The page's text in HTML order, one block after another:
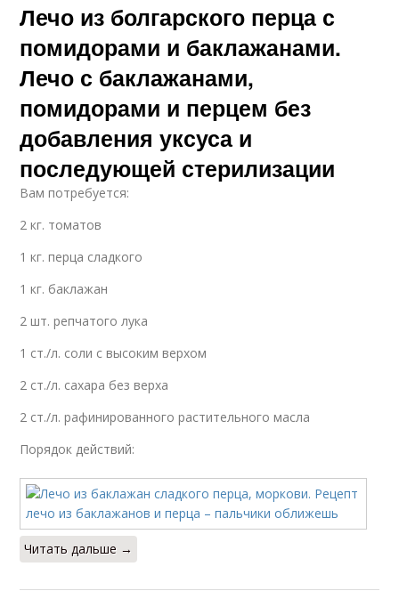
Лечо из болгарского перца с
помидорами и баклажанами.
Лечо с баклажанами,
помидорами и перцем без
добавления уксуса и
последующей стерилизации
Вам потребуется:
2 кг. томатов
1 кг. перца сладкого
1 кг. баклажан
2 шт. репчатого лука
1 ст./л. соли с высоким верхом
2 ст./л. сахара без верха
2 ст./л. рафинированного растительного масла
Порядок действий:
Читать дальше →